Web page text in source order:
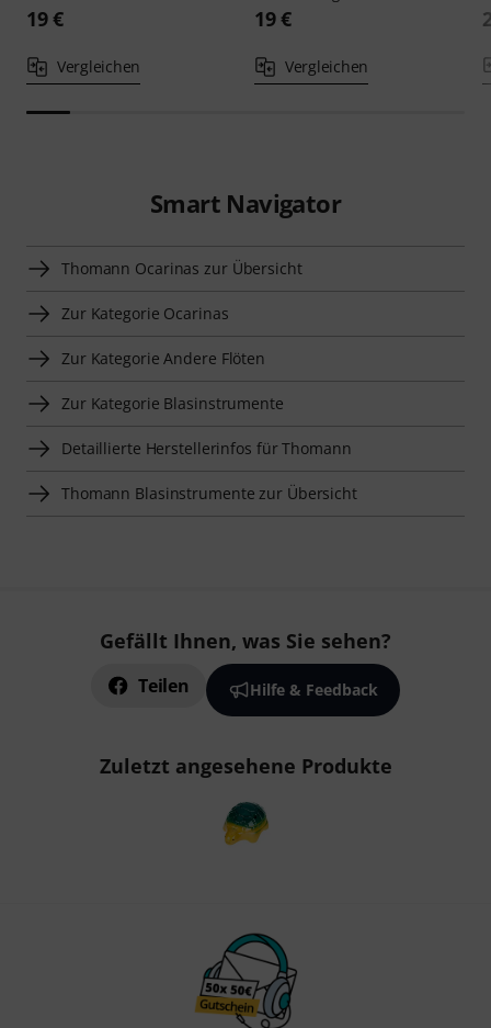
19 €
Vergleichen
19 €
Vergleichen
Smart Navigator
Thomann Ocarinas zur Übersicht
Zur Kategorie Ocarinas
Zur Kategorie Andere Flöten
Zur Kategorie Blasinstrumente
Detaillierte Herstellerinfos für Thomann
Thomann Blasinstrumente zur Übersicht
Gefällt Ihnen, was Sie sehen?
Teilen Hilfe & Feedback
Zuletzt angesehene Produkte